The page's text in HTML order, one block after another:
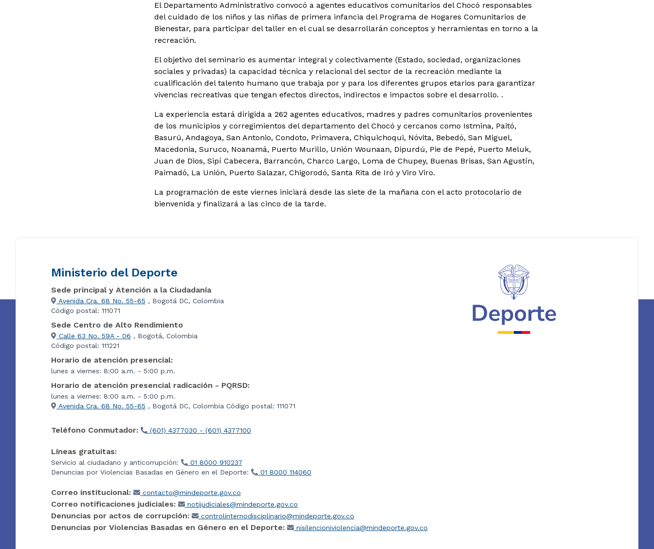
El Departamento Administrativo convocó a agentes educativos comunitarios del Chocó responsables
del cuidado de los niños y las niñas de primera infancia del Programa de Hogares Comunitarios de
Bienestar, para participar del taller en el cual se desarrollarán conceptos y herramientas en torno a la
recreación.
El objetivo del seminario es aumentar integral y colectivamente (Estado, sociedad, organizaciones
sociales y privadas) la capacidad técnica y relacional del sector de la recreación mediante la
cualificación del talento humano que trabaja por y para los diferentes grupos etarios para garantizar
vivencias recreativas que tengan efectos directos, indirectos e impactos sobre el desarrollo. .
La experiencia estará dirigida a 262 agentes educativos, madres y padres comunitarios provenientes
de los municipios y corregimientos del departamento del Chocó y cercanos como Istmina, Paitó,
Basurú, Andagoya, San Antonio, Condoto, Primavera, Chiquichoqui, Nóvita, Bebedó, San Miguel,
Macedonia, Suruco, Noanamá, Puerto Murillo, Unión Wounaan, Dipurdú, Pie de Pepé, Puerto Meluk,
Juan de Dios, Sipí Cabecera, Barrancón, Charco Largo, Loma de Chupey, Buenas Brisas, San Agustín,
Paimadó, La Unión, Puerto Salazar, Chigorodó, Santa Rita de Iró y Viro Viro.
La programación de este viernes iniciará desde las siete de la mañana con el acto protocolario de
bienvenida y finalizará a las cinco de la tarde.
Ministerio del Deporte
Sede principal y Atención a la Ciudadanía
Avenida Cra. 68 No. 55-65 , Bogotá DC, Colombia
Código postal: 111071
Sede Centro de Alto Rendimiento
Calle 63 No. 59A - 06 , Bogotá, Colombia
Código postal: 111221
Horario de atención presencial:
lunes a viernes: 8:00 a.m. - 5:00 p.m.
Horario de atención presencial radicación - PQRSD:
lunes a viernes: 8:00 a.m. - 5:00 p.m.
Avenida Cra. 68 No. 55-65 , Bogotá DC, Colombia Código postal: 111071
Teléfono Conmutador: (601) 4377030 - (601) 4377100
Líneas gratuitas:
Servicio al ciudadano y anticorrupción:
01 8000 910237
Denuncias por Violencias Basadas en Género en el Deporte:
01 8000 114060
Correo institucional: contacto@mindeporte.gov.co
Correo notificaciones judiciales: notijudiciales@mindeporte.gov.co
Denuncias por actos de corrupción: controlinternodisciplinario@mindeporte.gov.co
Denuncias por Violencias Basadas en Género en el Deporte: nisilencioniviolencia@mindeporte.gov.co